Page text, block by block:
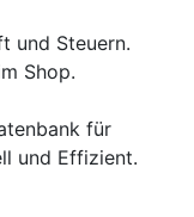
und Steuern.
Shop.
für
und Effizient.